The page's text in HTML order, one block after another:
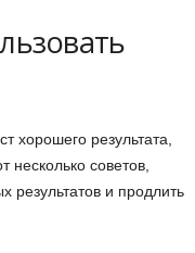
хорошего результата,
несколько советов,
результатов и продлить